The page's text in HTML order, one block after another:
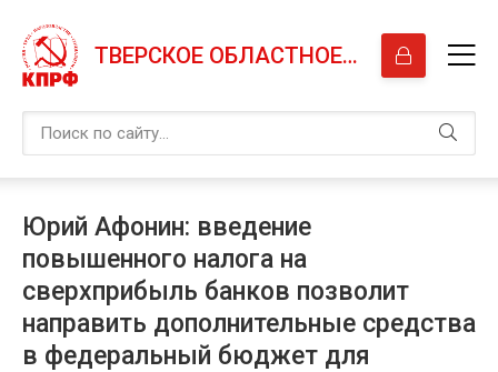
ТВЕРСКОЕ ОБЛАСТНОЕ ОТДЕЛЕНИЕ КПРФ
Юрий Афонин: введение
повышенного налога на
сверхприбыль банков позволит
направить дополнительные средства
в федеральный бюджет для